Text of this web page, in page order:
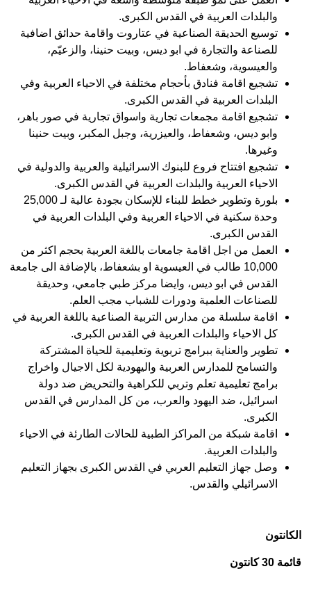
والبلدات العربية في القدس الكبرى.
توسيع الحديقة الصناعية في عتاروت واقامة حدائق اضافية
للصناعة والتجارة في ابو ديس، وبيت حنينا، والزعيّم،
والعيسوية، وشعفاط.
تشجيع اقامة فنادق بأحجام مختلفة في الاحياء العربية وفي
البلدات العربية في القدس الكبرى.
تشجيع اقامة مجمعات تجارية واسواق تجارية في صور باهر،
وابو ديس، وشعفاط، والعيزرية، وجبل المكبر، وبيت حنينا
وغيرها.
تشجيع افتتاح فروع للبنوك الاسرائيلية والعربية والدولية في
الاحياء العربية والبلدات العربية في القدس الكبرى.
بلورة وتطوير خطط للبناء للإسكان بجودة عالية لـ 25,000
وحدة سكنية في الاحياء العربية وفي البلدات العربية في
القدس الكبرى.
العمل من اجل اقامة جامعات باللغة العربية بحجم اكثر من
10,000 طالب في العيسوية او بشعفاط، بالإضافة الى جامعة
القدس في ابو ديس، وايضا مركز طبي جامعي، وحديقة
للصناعات العلمية ودورات للشباب مجب العلم.
اقامة سلسلة من مدارس التربية الصناعية باللغة العربية في
كل الاحياء والبلدات العربية في القدس الكبرى.
تطوير والعناية ببرامج تربوية وتعليمية للحياة المشتركة
والتسامح للمدارس العربية واليهودية لكل الاجيال واخراج
برامج تعليمية تعلم وتربي للكراهية والتحريض ضد دولة
اسرائيل، ضد اليهود والعرب، من كل المدارس في القدس
الكبرى.
اقامة شبكة من المراكز الطبية للحالات الطارئة في الاحياء
والبلدات العربية.
وصل جهاز التعليم العربي في القدس الكبرى بجهاز التعليم
الاسرائيلي والقدس.
الكانتون
قائمة 30 كانتون